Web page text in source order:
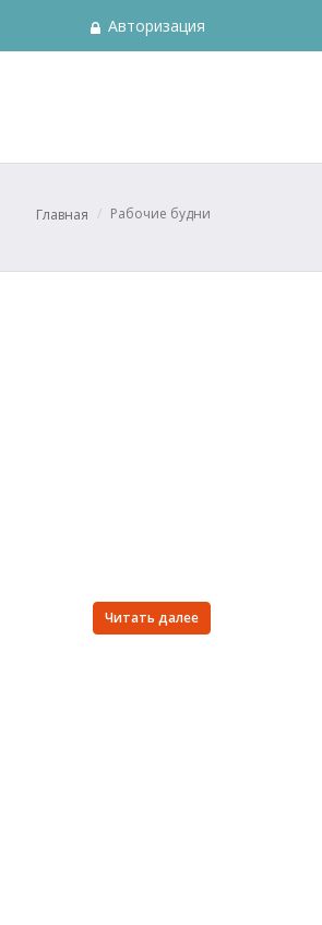
Авторизация
Главная Рабочие будни
Читать далее